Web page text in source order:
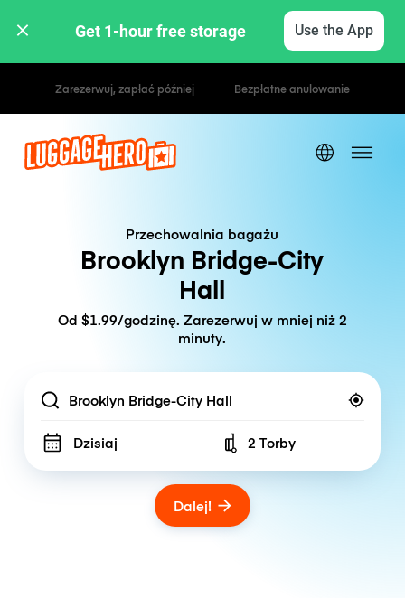
Get 1-hour free storage Use the App
Stawki godzinowe / dzienne
Przechowalnia bagażu
Brooklyn Bridge-City
Hall
Od $1.99/godzinę. Zarezerwuj w mniej niż 2
minuty.
Location
Dzisiaj Number of bags
2 Torby
Dalej!